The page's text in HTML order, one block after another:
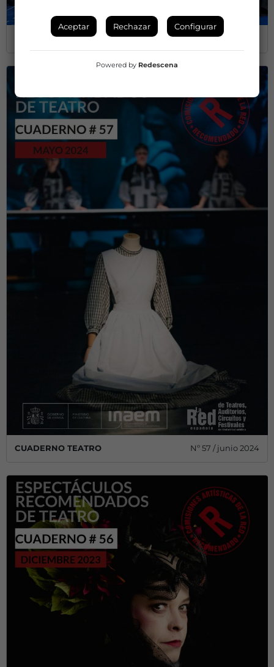
CUADERNO TEATRO Nº 58 / enero 2025
CUADERNO TEATRO Nº 57 / junio 2024
Aceptar Rechazar Configurar
Powered by Redescena